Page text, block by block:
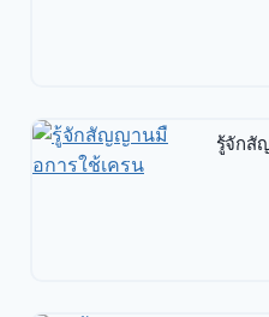
รู้จักสั